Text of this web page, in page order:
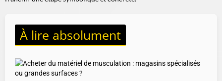
À lire absolument